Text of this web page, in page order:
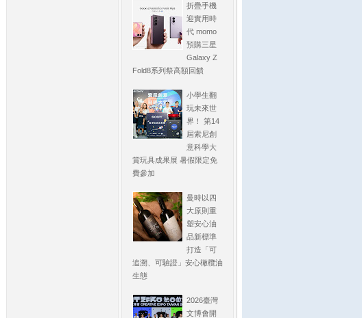
折疊手機
迎實用時
代 momo
預購三星
Galaxy Z
Fold8系列祭高額回饋
小學生翻
玩未來世
界！ 第14
屆索尼創
意科學大
賞玩具成果展 暑假限定免
費參加
曼時以四
大原則重
塑安心油
品新標準
打造「可
追溯、可驗證」安心橄欖油
生態
2026臺灣
文博會開